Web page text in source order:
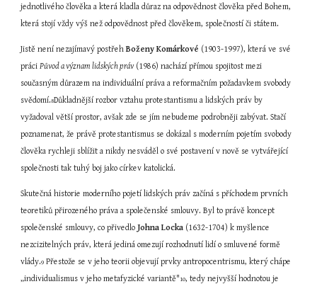
jednotlivého člověka a která kladla důraz na odpovědnost člověka před Bohem,
která stojí vždy výš než odpovědnost před člověkem, společností či státem.
Jistě není nezajímavý postřeh Boženy Komárkové (1903-1997), která ve své
práci Původ a význam lidských práv (1986) nachází přímou spojitost mezi
současným důrazem na individuální práva a reformačním požadavkem svobody
svědomí.8Důkladnější rozbor vztahu protestantismu a lidských práv by
vyžadoval větší prostor, avšak zde se jím nebudeme podrobněji zabývat. Stačí
poznamenat, že právě protestantismus se dokázal s moderním pojetím svobody
člověka rychleji sblížit a nikdy nesváděl o své postavení v nově se vytvářející
společnosti tak tuhý boj jako církev katolická.
Skutečná historie moderního pojetí lidských práv začíná s příchodem prvních
teoretiků přirozeného práva a společenské smlouvy. Byl to právě koncept
společenské smlouvy, co přivedlo Johna Locka (1632-1704) k myšlence
nezcizitelných práv, která jediná omezují rozhodnutí lidí o smluvené formě
vlády.9 Přestože se v jeho teorii objevují prvky antropocentrismu, který chápe
„individualismus v jeho metafyzické variantě"10, tedy nejvyšší hodnotou je